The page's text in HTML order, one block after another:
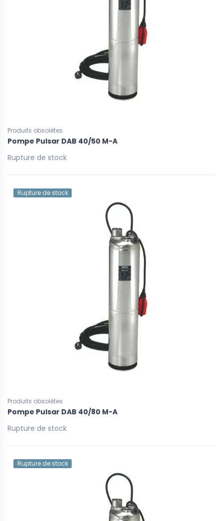
Produits obsolètes
Pompe Pulsar DAB 40/50 M-A
Rupture de stock
Rupture de stock
Produits obsolètes
Pompe Pulsar DAB 40/80 M-A
Rupture de stock
Rupture de stock